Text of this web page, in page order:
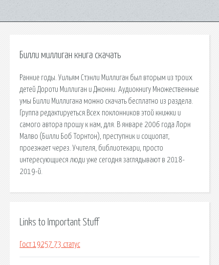
Билли миллиган книга скачать
Ранние годы. Уильям Стэнли Миллиган был вторым из троих
детей Дороти Миллиган и Джонни. Аудиокнигу Множественные
умы Билли Миллигана можно скачать бесплатно из раздела.
Группа редактируеться.Всех поклонников этой книжки и
самого автора прошу к нам, для. В январе 2006 года Лорн
Малво (Билли Боб Торнтон), преступник и социопат,
проезжает через. Учителя, библиотекари, просто
интересующиеся люди уже сегодня заглядывают в 2018-
2019-й.
Links to Important Stuff
Гост 19257 73 статус